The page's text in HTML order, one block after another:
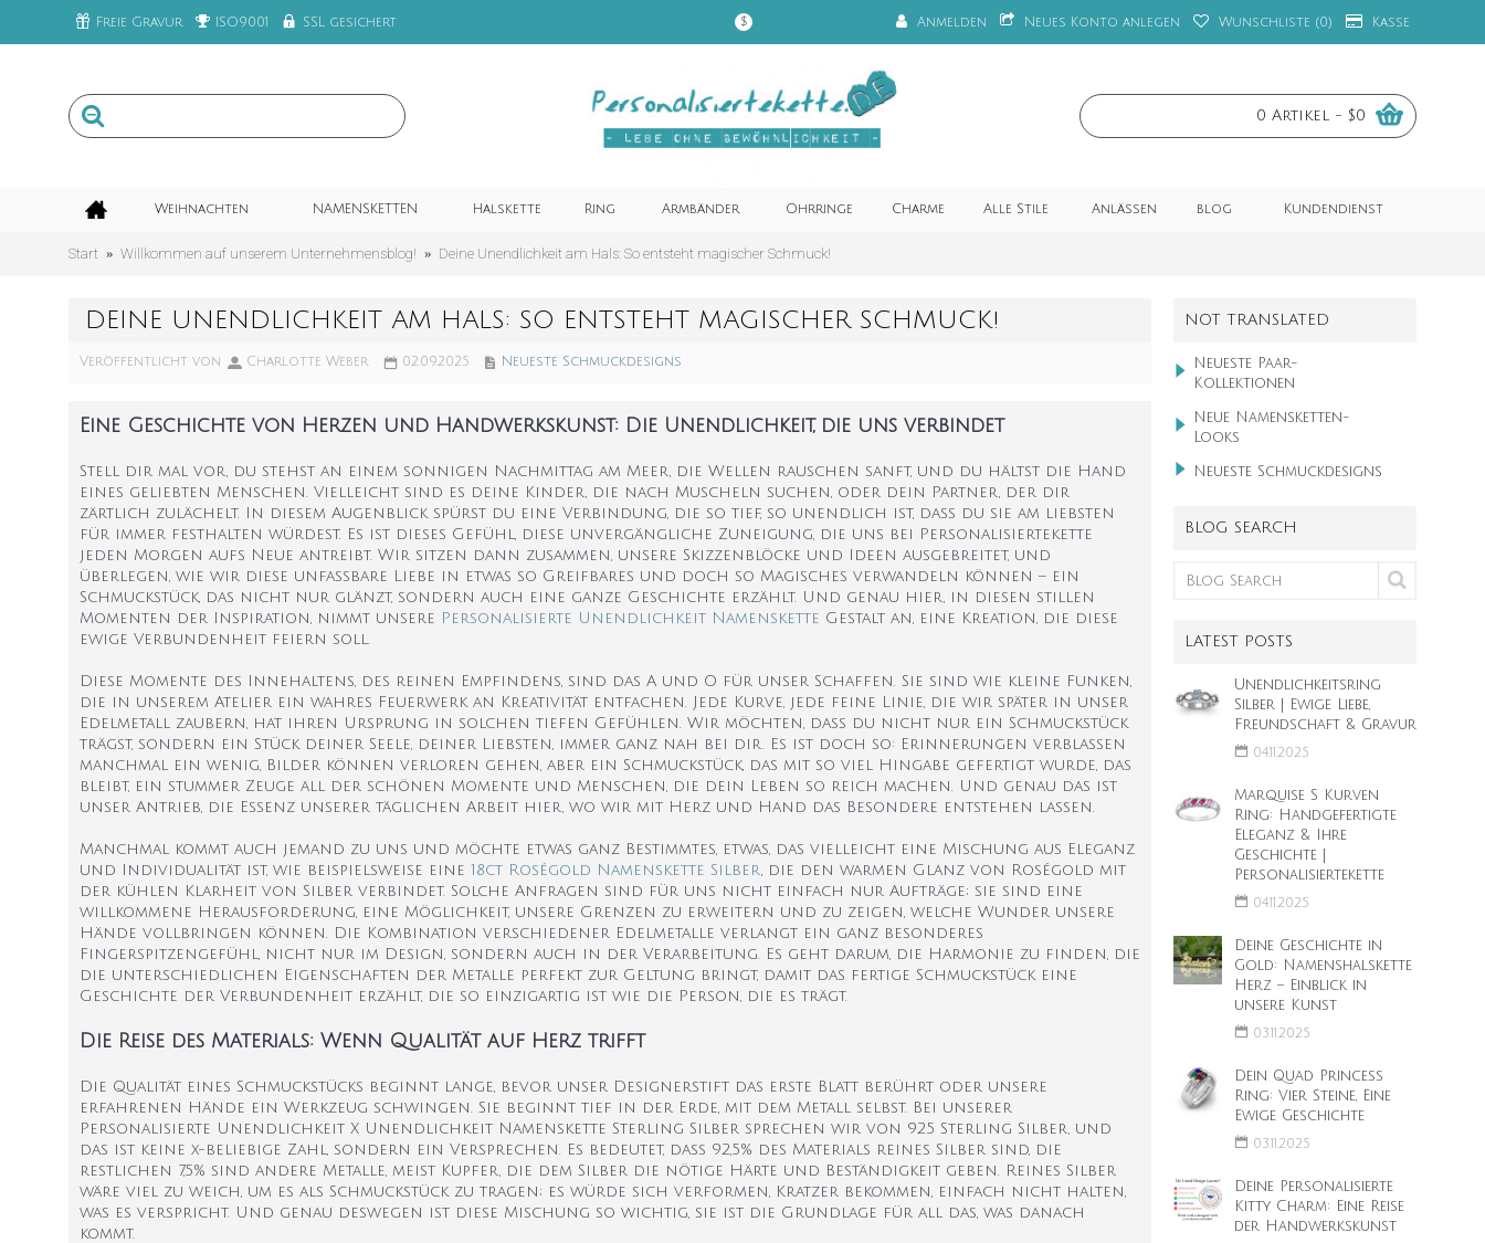
Freie Gravur ISO9001 SSL gesichert $ Anmelden Neues Konto anlegen Wunschliste (0) Kasse
0 Artikel - $0
Weihnachten NAMENSKETTEN Halskette Ring Armbänder Ohrringe Charme Alle Stile Anlässen blog Kundendienst
Start Willkommen auf unserem Unternehmensblog! Deine Unendlichkeit am Hals: So entsteht magischer Schmuck!
NOT TRANSLATED
Neueste Paar-
Kollektionen
Neue Namensketten-
Looks
Neueste Schmuckdesigns
BLOG SEARCH
LATEST POSTS
Unendlichkeitsring
Silber | Ewige Liebe,
Freundschaft & Gravur
04.11.2025
Marquise S Kurven
Ring: Handgefertigte
Eleganz & Ihre
Geschichte |
Personalisiertekette
04.11.2025
Deine Geschichte in
Gold: Namenshalskette
Herz – Einblick in
unsere Kunst
03.11.2025
Dein Quad Princess
Ring: Vier Steine, Eine
Ewige Geschichte
03.11.2025
Deine Personalisierte
Kitty Charm: Eine Reise
der Handwerkskunst
DEINE UNENDLICHKEIT AM HALS: SO ENTSTEHT MAGISCHER SCHMUCK!
Veröffentlicht von Charlotte Weber 02.09.2025 Neueste Schmuckdesigns
Eine Geschichte von Herzen und Handwerkskunst: Die Unendlichkeit, die uns verbindet
Stell dir mal vor, du stehst an einem sonnigen Nachmittag am Meer, die Wellen rauschen sanft, und du hältst die Hand
eines geliebten Menschen. Vielleicht sind es deine Kinder, die nach Muscheln suchen, oder dein Partner, der dir
zärtlich zulächelt. In diesem Augenblick spürst du eine Verbindung, die so tief, so unendlich ist, dass du sie am liebsten
für immer festhalten würdest. Es ist dieses Gefühl, diese unvergängliche Zuneigung, die uns bei Personalisiertekette
jeden Morgen aufs Neue antreibt. Wir sitzen dann zusammen, unsere Skizzenblöcke und Ideen ausgebreitet, und
überlegen, wie wir diese unfassbare Liebe in etwas so Greifbares und doch so Magisches verwandeln können – ein
Schmuckstück, das nicht nur glänzt, sondern auch eine ganze Geschichte erzählt. Und genau hier, in diesen stillen
Momenten der Inspiration, nimmt unsere Personalisierte Unendlichkeit Namenskette Gestalt an, eine Kreation, die diese
ewige Verbundenheit feiern soll.
Diese Momente des Innehaltens, des reinen Empfindens, sind das A und O für unser Schaffen. Sie sind wie kleine Funken,
die in unserem Atelier ein wahres Feuerwerk an Kreativität entfachen. Jede Kurve, jede feine Linie, die wir später in unser
Edelmetall zaubern, hat ihren Ursprung in solchen tiefen Gefühlen. Wir möchten, dass du nicht nur ein Schmuckstück
trägst, sondern ein Stück deiner Seele, deiner Liebsten, immer ganz nah bei dir. Es ist doch so: Erinnerungen verblassen
manchmal ein wenig, Bilder können verloren gehen, aber ein Schmuckstück, das mit so viel Hingabe gefertigt wurde, das
bleibt, ein stummer Zeuge all der schönen Momente und Menschen, die dein Leben so reich machen. Und genau das ist
unser Antrieb, die Essenz unserer täglichen Arbeit hier, wo wir mit Herz und Hand das Besondere entstehen lassen.
Manchmal kommt auch jemand zu uns und möchte etwas ganz Bestimmtes, etwas, das vielleicht eine Mischung aus Eleganz
und Individualität ist, wie beispielsweise eine 18ct Roségold Namenskette Silber, die den warmen Glanz von Roségold mit
der kühlen Klarheit von Silber verbindet. Solche Anfragen sind für uns nicht einfach nur Aufträge; sie sind eine
willkommene Herausforderung, eine Möglichkeit, unsere Grenzen zu erweitern und zu zeigen, welche Wunder unsere
Hände vollbringen können. Die Kombination verschiedener Edelmetalle verlangt ein ganz besonderes
Fingerspitzengefühl, nicht nur im Design, sondern auch in der Verarbeitung. Es geht darum, die Harmonie zu finden, die
die unterschiedlichen Eigenschaften der Metalle perfekt zur Geltung bringt, damit das fertige Schmuckstück eine
Geschichte der Verbundenheit erzählt, die so einzigartig ist wie die Person, die es trägt.
Die Reise des Materials: Wenn Qualität auf Herz trifft
Die Qualität eines Schmuckstücks beginnt lange, bevor unser Designerstift das erste Blatt berührt oder unsere
erfahrenen Hände ein Werkzeug schwingen. Sie beginnt tief in der Erde, mit dem Metall selbst. Bei unserer
Personalisierte Unendlichkeit X Unendlichkeit Namenskette Sterling Silber sprechen wir von 925 Sterling Silber, und
das ist keine x-beliebige Zahl, sondern ein Versprechen. Es bedeutet, dass 92,5% des Materials reines Silber sind, die
restlichen 7,5% sind andere Metalle, meist Kupfer, die dem Silber die nötige Härte und Beständigkeit geben. Reines Silber
wäre viel zu weich, um es als Schmuckstück zu tragen; es würde sich verformen, Kratzer bekommen, einfach nicht halten,
was es verspricht. Und genau deswegen ist diese Mischung so wichtig, sie ist die Grundlage für all das, was danach
kommt.